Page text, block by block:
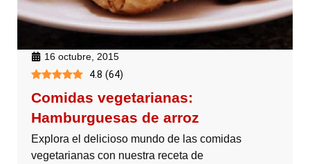
16 octubre, 2015
4.8 (64)
Comidas vegetarianas:
Hamburguesas de arroz
Explora el delicioso mundo de las comidas
vegetarianas con nuestra receta de